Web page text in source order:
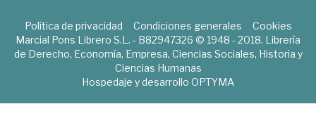
Política de privacidad Condiciones generales
Cookies
Marcial Pons Librero S.L. - B82947326 © 1948 - 2018. Librería
de Derecho, Economía, Empresa, Ciencias Sociales, Historia y
Ciencias Humanas
Hospedaje y desarrollo OPTYMA